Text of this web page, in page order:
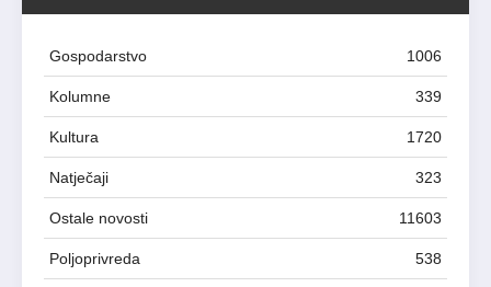
Gospodarstvo 1006
Kolumne 339
Kultura 1720
Natječaji 323
Ostale novosti 11603
Poljoprivreda 538